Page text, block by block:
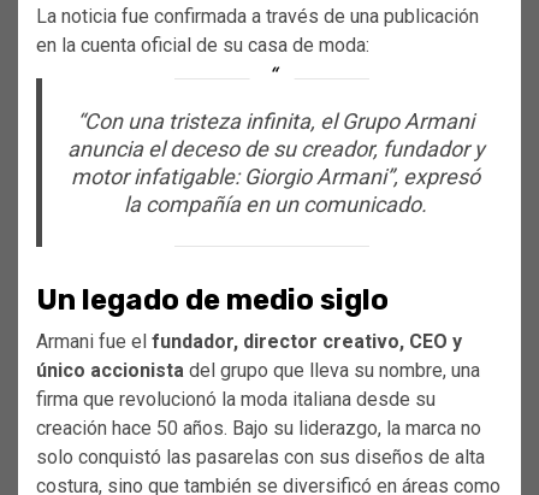
La noticia fue confirmada a través de una publicación
en la cuenta oficial de su casa de moda:
“Con una tristeza infinita, el Grupo Armani
anuncia el deceso de su creador, fundador y
motor infatigable: Giorgio Armani”, expresó
la compañía en un comunicado.
Un legado de medio siglo
Armani fue el fundador, director creativo, CEO y
único accionista del grupo que lleva su nombre, una
firma que revolucionó la moda italiana desde su
creación hace 50 años. Bajo su liderazgo, la marca no
solo conquistó las pasarelas con sus diseños de alta
costura, sino que también se diversificó en áreas como